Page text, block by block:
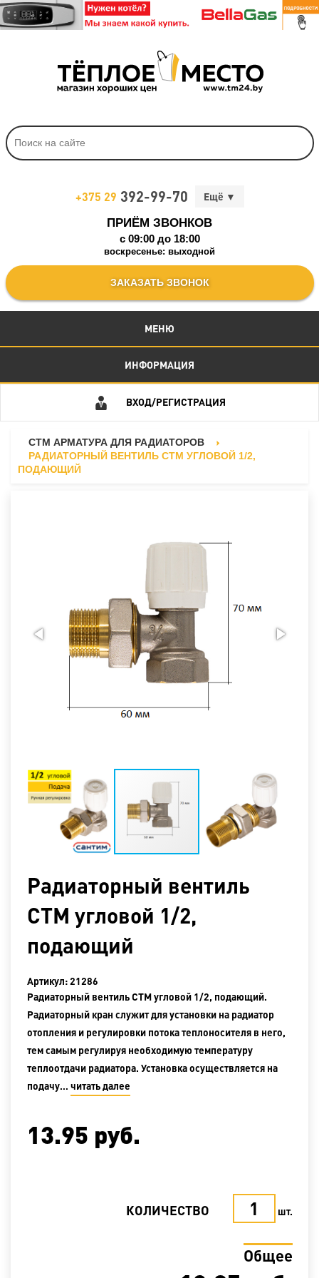
+375 29 392-99-70
ПРИЁМ ЗВОНКОВ
c 09:00 до 18:00
воскресенье: выходной
ЗАКАЗАТЬ ЗВОНОК
МЕНЮ
ИНФОРМАЦИЯ
ВХОД/РЕГИСТРАЦИЯ
СТМ АРМАТУРА ДЛЯ РАДИАТОРОВ
РАДИАТОРНЫЙ ВЕНТИЛЬ СТМ УГЛОВОЙ 1/2,
ПОДАЮЩИЙ
Радиаторный вентиль
СТМ угловой 1/2,
подающий
Артикул: 21286
Радиаторный вентиль СТМ угловой 1/2, подающий.
Радиаторный кран служит для установки на радиатор
отопления и регулировки потока теплоносителя в него,
тем самым регулируя необходимую температуру
теплоотдачи радиатора. Установка осуществляется на
подачу… читать далее
13.95 руб.
КОЛИЧЕСТВО шт.
Общее